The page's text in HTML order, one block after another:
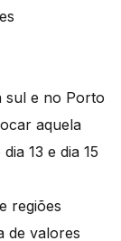
sul e no Porto
aquela
13 e dia 15
regiões
de valores